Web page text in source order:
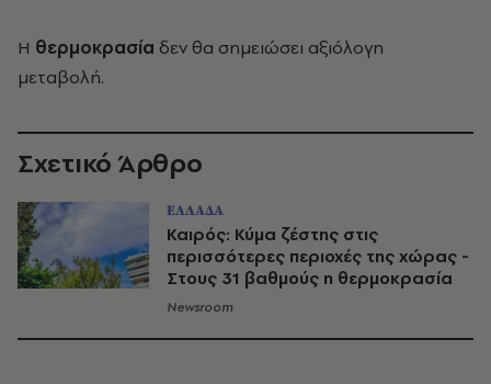
Η θερμοκρασία δεν θα σημειώσει αξιόλογη
μεταβολή.
Σχετικό Άρθρο
ΕΛΛΑΔΑ
Καιρός: Κύμα ζέστης στις
περισσότερες περιοχές της χώρας -
Στους 31 βαθμούς η θερμοκρασία
Newsroom